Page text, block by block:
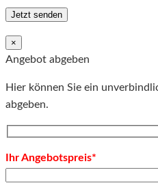
×
Angebot abgeben
Hier können Sie ein
abgeben.
Ihr Angebotspreis*